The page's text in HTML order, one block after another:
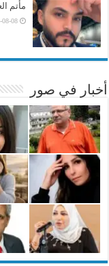
مأتم
08-08
أخبار في صور